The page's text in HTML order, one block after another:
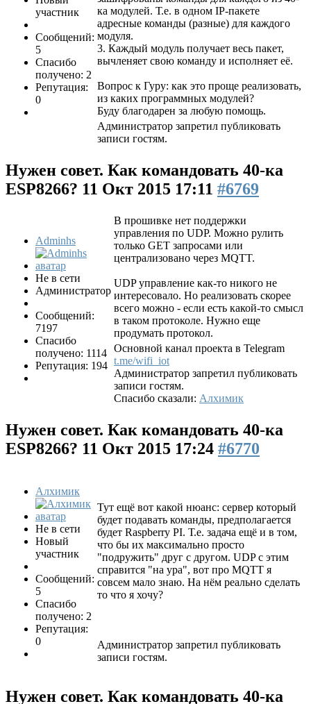
участник
Сообщений:
5
Спасибо
получено: 2
Репутация:
0
ка модулей. Т.е. в одном IP-пакете
адресные команды (разные) для каждого
модуля.
3. Каждый модуль получает весь пакет,
вычленяет свою команду и исполняет её.
Вопрос к Гуру: как это проще реализовать,
из каких программных модулей?
Буду благодарен за любую помощь.
Администратор запретил публиковать
записи гостям.
Нужен совет. Как командовать 40-ка
ESP8266? 11 Окт 2015 17:11 #6769
Adminhs
Не в сети
Администратор
Сообщений:
7197
Спасибо
получено: 1114
Репутация: 194
В прошивке нет поддержки
управления по UDP. Можно рулить
только GET запросами или
централизовано через MQTT.
UDP управление как-то никого не
интересовало. Но реализовать скорее
всего можно - если есть какой-то смысл
в таком протоколе. Нужно еще
продумать протокол.
Основной канал проекта в Telegram
t.me/wifi_iot
Администратор запретил публиковать
записи гостям.
Спасибо сказали: Алхимик
Нужен совет. Как командовать 40-ка
ESP8266? 11 Окт 2015 17:24 #6770
Алхимик
Не в сети
Новый
участник
Сообщений:
5
Спасибо
получено: 2
Репутация:
0
Тут ещё вот какой нюанс: сервер который
будет подавать команды, предполагается
будет Raspberry PI. Т.е. задача ещё и в том,
что бы их максимально просто
"подружить" друг с другом. UDP с этим
справится "на ура", вот про MQTT я
совсем мало знаю. На нём реально сделать
то что я хочу?
Администратор запретил публиковать
записи гостям.
Нужен совет. Как командовать 40-ка